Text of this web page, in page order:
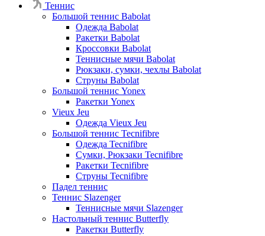
Теннис
Большой теннис Babolat
Одежда Babolat
Ракетки Babolat
Кроссовки Babolat
Теннисные мячи Babolat
Рюкзаки, сумки, чехлы Babolat
Струны Babolat
Большой теннис Yonex
Ракетки Yonex
Vieux Jeu
Одежда Vieux Jeu
Большой теннис Tecnifibre
Одежда Tecnifibre
Сумки, Рюкзаки Tecnifibre
Ракетки Tecnifibre
Струны Tecnifibre
Падел теннис
Теннис Slazenger
Теннисные мячи Slazenger
Настольный теннис Butterfly
Ракетки Butterfly